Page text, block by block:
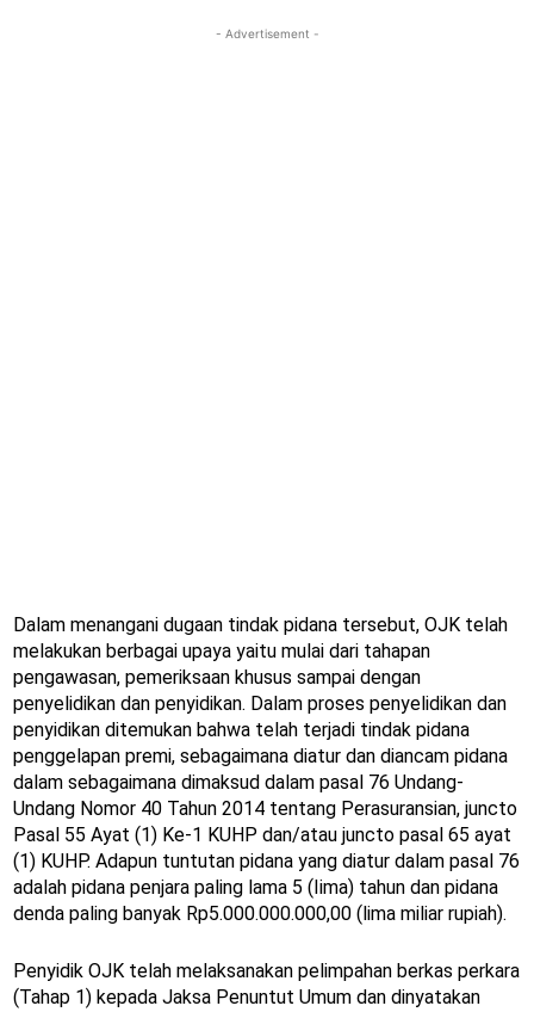
- Advertisement -
Dalam menangani dugaan tindak pidana tersebut, OJK telah
melakukan berbagai upaya yaitu mulai dari tahapan
pengawasan, pemeriksaan khusus sampai dengan
penyelidikan dan penyidikan. Dalam proses penyelidikan dan
penyidikan ditemukan bahwa telah terjadi tindak pidana
penggelapan premi, sebagaimana diatur dan diancam pidana
dalam sebagaimana dimaksud dalam pasal 76 Undang-
Undang Nomor 40 Tahun 2014 tentang Perasuransian, juncto
Pasal 55 Ayat (1) Ke-1 KUHP dan/atau juncto pasal 65 ayat
(1) KUHP. Adapun tuntutan pidana yang diatur dalam pasal 76
adalah pidana penjara paling lama 5 (Iima) tahun dan pidana
denda paling banyak Rp5.000.000.000,00 (lima miliar rupiah).
Penyidik OJK telah melaksanakan pelimpahan berkas perkara
(Tahap 1) kepada Jaksa Penuntut Umum dan dinyatakan